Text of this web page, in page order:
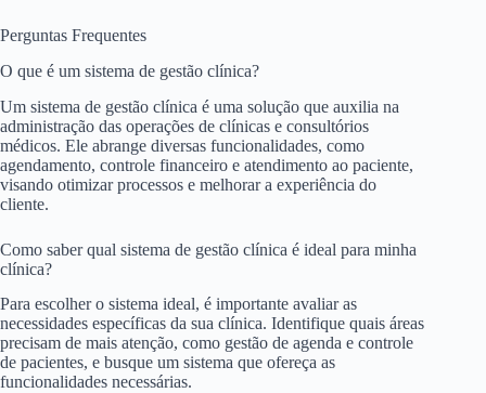
Perguntas Frequentes
O que é um sistema de gestão clínica?
Um sistema de gestão clínica é uma solução que auxilia na
administração das operações de clínicas e consultórios
médicos. Ele abrange diversas funcionalidades, como
agendamento, controle financeiro e atendimento ao paciente,
visando otimizar processos e melhorar a experiência do
cliente.
Como saber qual sistema de gestão clínica é ideal para minha
clínica?
Para escolher o sistema ideal, é importante avaliar as
necessidades específicas da sua clínica. Identifique quais áreas
precisam de mais atenção, como gestão de agenda e controle
de pacientes, e busque um sistema que ofereça as
funcionalidades necessárias.